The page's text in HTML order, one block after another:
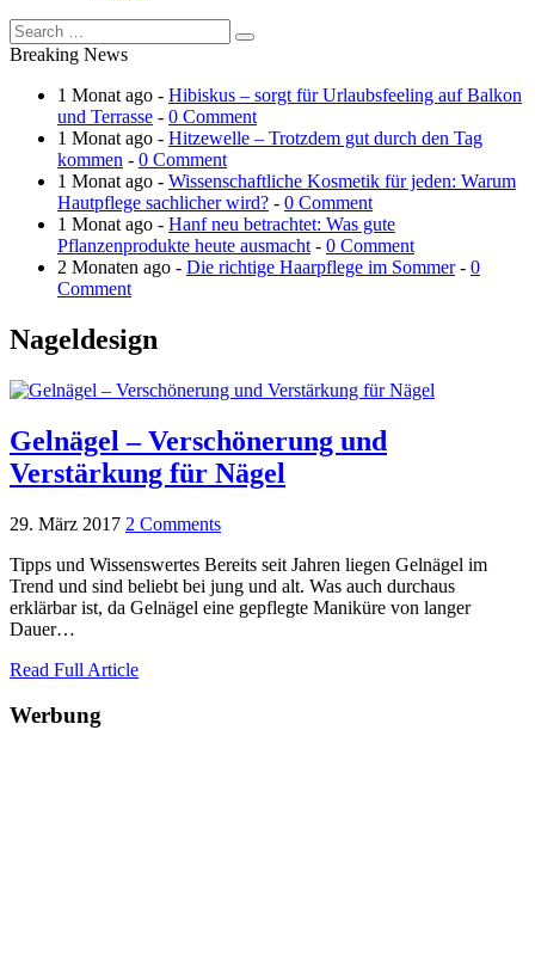
Breaking News
1 Monat ago - Hibiskus – sorgt für Urlaubsfeeling auf Balkon
und Terrasse - 0 Comment
1 Monat ago - Hitzewelle – Trotzdem gut durch den Tag
kommen - 0 Comment
1 Monat ago - Wissenschaftliche Kosmetik für jeden: Warum
Hautpflege sachlicher wird? - 0 Comment
1 Monat ago - Hanf neu betrachtet: Was gute
Pflanzenprodukte heute ausmacht - 0 Comment
2 Monaten ago - Die richtige Haarpflege im Sommer- 0
Comment
Nageldesign
Gelnägel – Verschönerung und
Verstärkung für Nägel
29. März 2017 2 Comments
Tipps und Wissenswertes Bereits seit Jahren liegen Gelnägel im
Trend und sind beliebt bei jung und alt. Was auch durchaus
erklärbar ist, da Gelnägel eine gepflegte Maniküre von langer
Dauer…
Read Full Article
Werbung